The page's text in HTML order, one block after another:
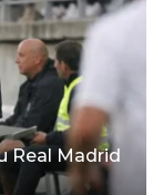
Real Madrid